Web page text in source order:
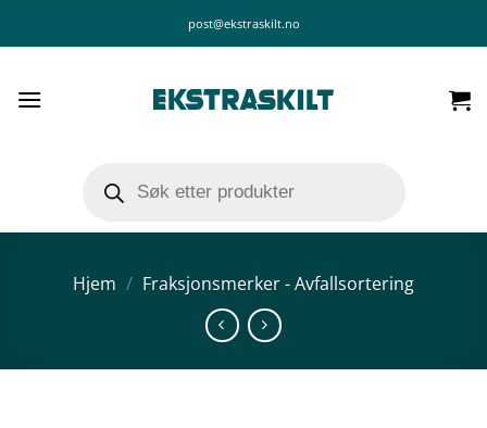
post@ekstraskilt.no
search
Hjem / Fraksjonsmerker - Avfallsortering